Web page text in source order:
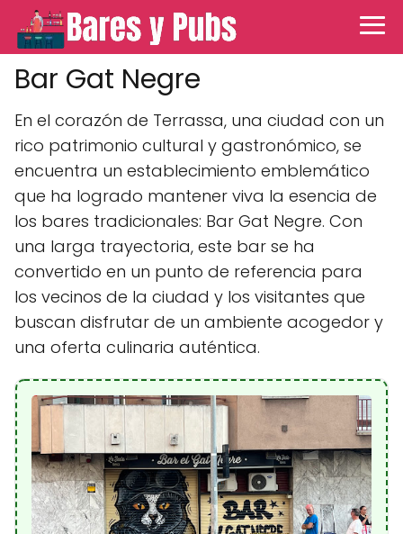
Bar Gat Negre
En el corazón de Terrassa, una ciudad con un
rico patrimonio cultural y gastronómico, se
encuentra un establecimiento emblemático
que ha logrado mantener viva la esencia de
los bares tradicionales: Bar Gat Negre. Con
una larga trayectoria, este bar se ha
convertido en un punto de referencia para
los vecinos de la ciudad y los visitantes que
buscan disfrutar de un ambiente acogedor y
una oferta culinaria auténtica.